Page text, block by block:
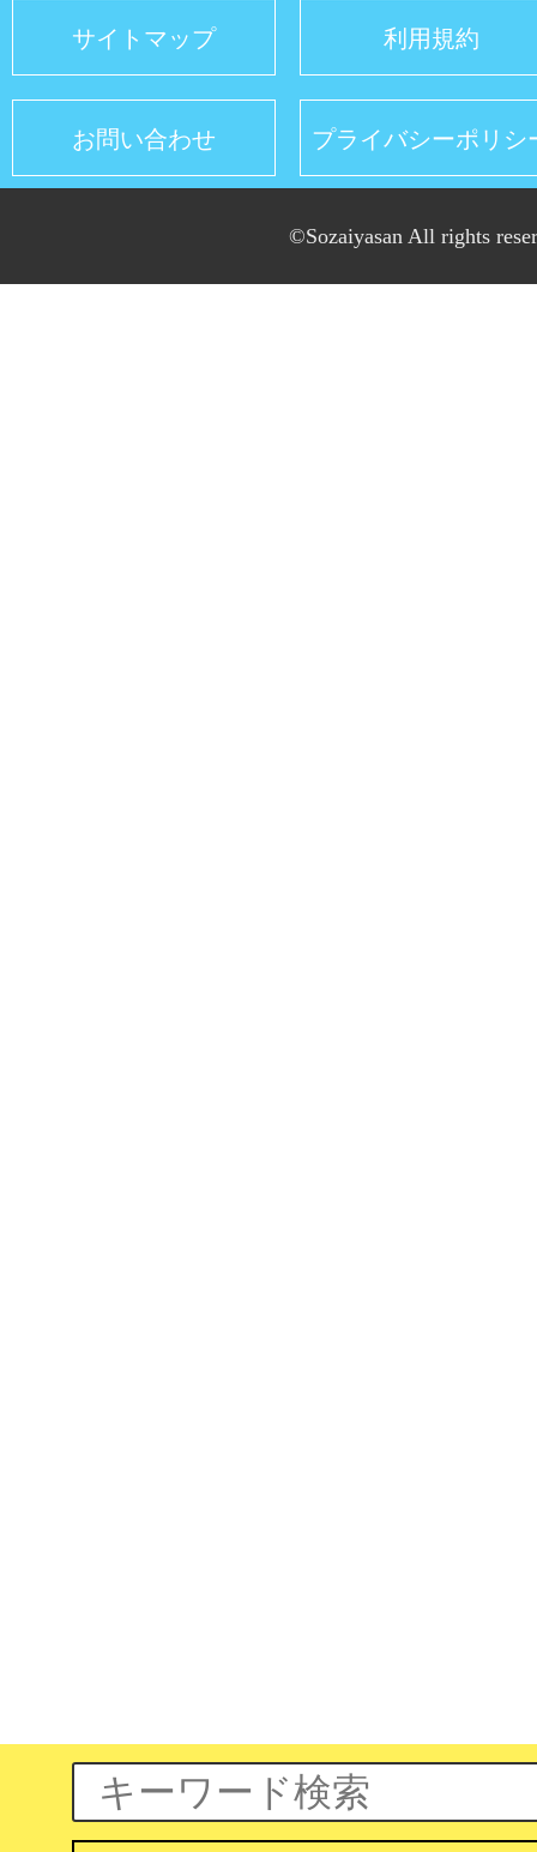
サイトマップ 利用規約
お問い合わせ プライバシーポリシ
©Sozaiyasan All rights